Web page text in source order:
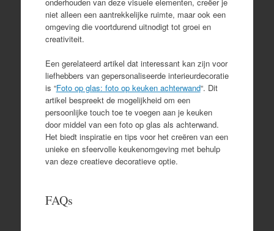
onderhouden van deze visuele elementen, creëer je
niet alleen een aantrekkelijke ruimte, maar ook een
omgeving die voortdurend uitnodigt tot groei en
creativiteit.
Een gerelateerd artikel dat interessant kan zijn voor
liefhebbers van gepersonaliseerde interieurdecoratie
is “Foto op glas: foto op keuken achterwand“. Dit
artikel bespreekt de mogelijkheid om een
persoonlijke touch toe te voegen aan je keuken
door middel van een foto op glas als achterwand.
Het biedt inspiratie en tips voor het creëren van een
unieke en sfeervolle keukenomgeving met behulp
van deze creatieve decoratieve optie.
FAQs